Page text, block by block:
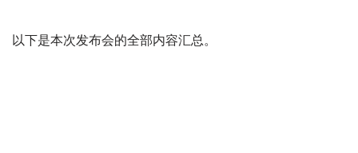
以下是本次发布会的全部内容汇总。